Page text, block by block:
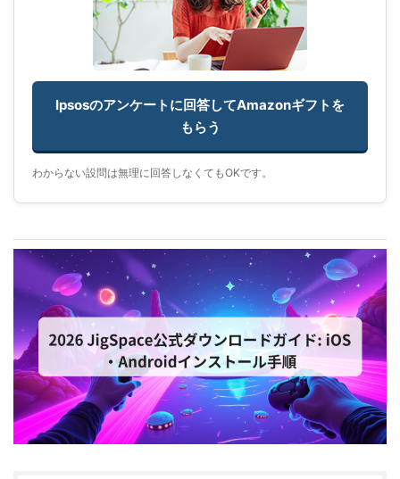
Ipsosのアンケートに回答してAmazonギフトを
もらう
わからない設問は無理に回答しなくてもOKです。